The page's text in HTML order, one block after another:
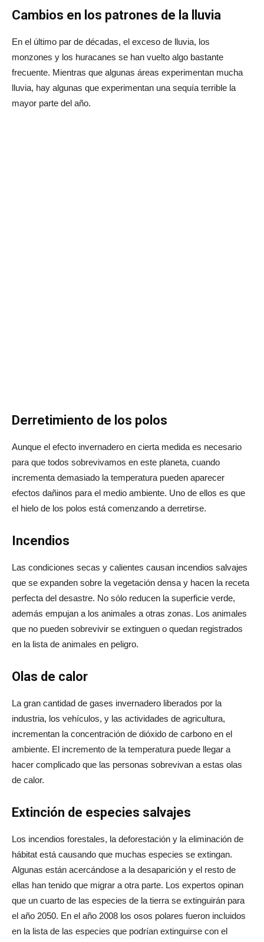
Cambios en los patrones de la lluvia
En el último par de décadas, el exceso de lluvia, los
monzones y los huracanes se han vuelto algo bastante
frecuente. Mientras que algunas áreas experimentan mucha
lluvia, hay algunas que experimentan una sequía terrible la
mayor parte del año.
Derretimiento de los polos
Aunque el efecto invernadero en cierta medida es necesario
para que todos sobrevivamos en este planeta, cuando
incrementa demasiado la temperatura pueden aparecer
efectos dañinos para el medio ambiente. Uno de ellos es que
el hielo de los polos está comenzando a derretirse.
Incendios
Las condiciones secas y calientes causan incendios salvajes
que se expanden sobre la vegetación densa y hacen la receta
perfecta del desastre. No sólo reducen la superficie verde,
además empujan a los animales a otras zonas. Los animales
que no pueden sobrevivir se extinguen o quedan registrados
en la lista de animales en peligro.
Olas de calor
La gran cantidad de gases invernadero liberados por la
industria, los vehículos, y las actividades de agricultura,
incrementan la concentración de dióxido de carbono en el
ambiente. El incremento de la temperatura puede llegar a
hacer complicado que las personas sobrevivan a estas olas
de calor.
Extinción de especies salvajes
Los incendios forestales, la deforestación y la eliminación de
hábitat está causando que muchas especies se extingan.
Algunas están acercándose a la desaparición y el resto de
ellas han tenido que migrar a otra parte. Los expertos opinan
que un cuarto de las especies de la tierra se extinguirán para
el año 2050. En el año 2008 los osos polares fueron incluidos
en la lista de las especies que podrían extinguirse con el